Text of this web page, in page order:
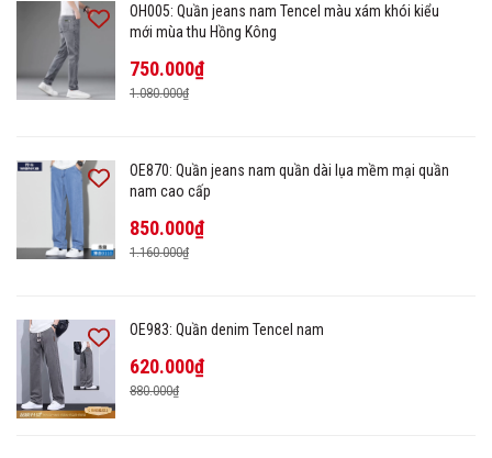
OH005: Quần jeans nam Tencel màu xám khói kiểu
mới mùa thu Hồng Kông
750.000₫
1.080.000₫
OE870: Quần jeans nam quần dài lụa mềm mại quần
nam cao cấp
850.000₫
1.160.000₫
OE983: Quần denim Tencel nam
620.000₫
880.000₫